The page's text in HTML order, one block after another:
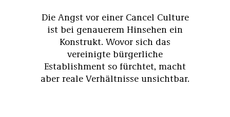
Die Angst vor einer Cancel Culture
ist bei genauerem Hinsehen ein
Konstrukt. Wovor sich das
vereinigte bürgerliche
Establishment so fürchtet, macht
aber reale Verhältnisse unsichtbar.